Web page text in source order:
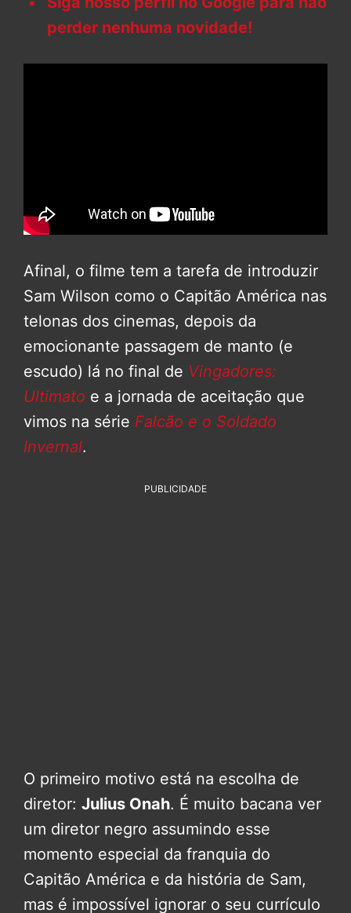
perder nenhuma novidade!
Afinal, o filme tem a tarefa de introduzir
Sam Wilson como o Capitão América nas
telonas dos cinemas, depois da
emocionante passagem de manto (e
escudo) lá no final de Vingadores:
Ultimato e a jornada de aceitação que
vimos na série Falcão e o Soldado
Invernal.
PUBLICIDADE
O primeiro motivo está na escolha de
diretor: Julius Onah. É muito bacana ver
um diretor negro assumindo esse
momento especial da franquia do
Capitão América e da história de Sam,
mas é impossível ignorar o seu currículo